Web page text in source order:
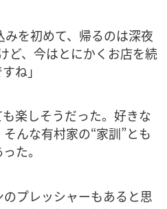
みを初めて、帰るのは深夜
ど、今はとにかくお店を続
ね」
楽しそうだった。好きな
んな有村家の“家訓”とも
た。
のプレッシャーもあると思